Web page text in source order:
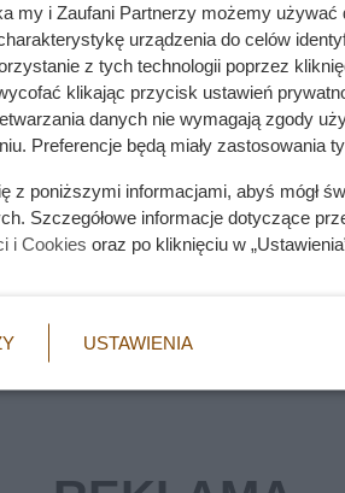
elektrycznego kominka?
obecności człowieka jest
to może stać się obiektem
zabawę i udaje, że nic takiego nie
my i Zaufani Partnerzy możemy
urządzenia do celów
z tych technologii poprzez
klikając przycisk ustawień
danych nie wymagają zgody
Preferencje będą miały zastosowania
z poniższymi informacjami, abyś mógł
Szczegółowe informacje dotyczące
i Cookies oraz po kliknięciu w
USTAWIENIA